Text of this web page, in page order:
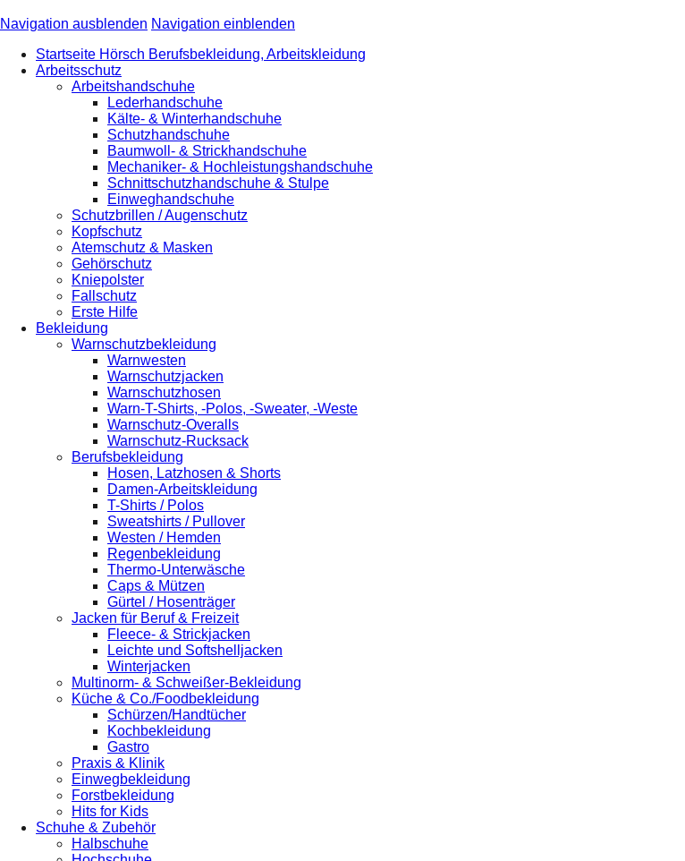
Navigation ausblenden Navigation einblenden
Startseite Hörsch Berufsbekleidung, Arbeitskleidung
Arbeitsschutz
Arbeitshandschuhe
Lederhandschuhe
Kälte- & Winterhandschuhe
Schutzhandschuhe
Baumwoll- & Strickhandschuhe
Mechaniker- & Hochleistungshandschuhe
Schnittschutzhandschuhe & Stulpe
Einweghandschuhe
Schutzbrillen / Augenschutz
Kopfschutz
Atemschutz & Masken
Gehörschutz
Kniepolster
Fallschutz
Erste Hilfe
Bekleidung
Warnschutzbekleidung
Warnwesten
Warnschutzjacken
Warnschutzhosen
Warn-T-Shirts, -Polos, -Sweater, -Weste
Warnschutz-Overalls
Warnschutz-Rucksack
Berufsbekleidung
Hosen, Latzhosen & Shorts
Damen-Arbeitskleidung
T-Shirts / Polos
Sweatshirts / Pullover
Westen / Hemden
Regenbekleidung
Thermo-Unterwäsche
Caps & Mützen
Gürtel / Hosenträger
Jacken für Beruf & Freizeit
Fleece- & Strickjacken
Leichte und Softshelljacken
Winterjacken
Multinorm- & Schweißer-Bekleidung
Küche & Co./Foodbekleidung
Schürzen/Handtücher
Kochbekleidung
Gastro
Praxis & Klinik
Einwegbekleidung
Forstbekleidung
Hits for Kids
Schuhe & Zubehör
Halbschuhe